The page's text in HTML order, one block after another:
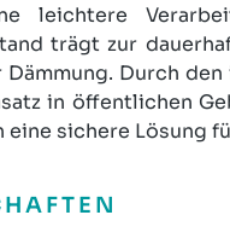
leichtere
trägt zur
Durch
in öffentlichen
sichere Lösung